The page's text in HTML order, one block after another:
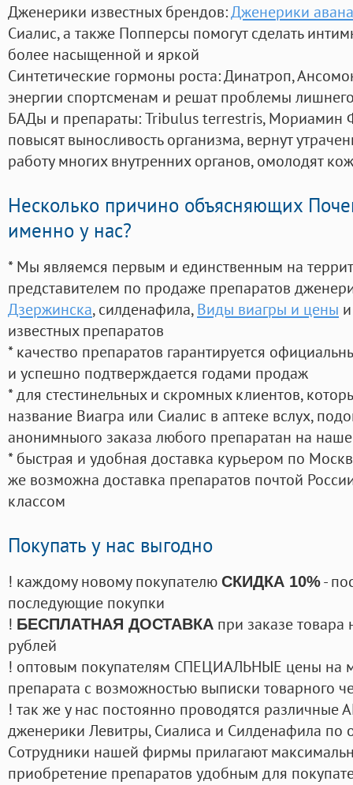
Дженерики известных брендов:Дженерики
Сиалис, а также Попперсы помогут сделать
более насыщенной и яркой
Синтетические гормоны роста: Динатроп,
энергии спортсменам и решат проблемы
БАДы и препараты:Tribulus terrestris, Мориамин
повысят выносливость организма, вернут
работу многих внутренних органов, омолодят
Несколько причино объясняющих
именно у нас?
* Мы являемся первым и единственным на
представителем по продаже препаратов
Дзержинска, силденафила, Виды виагры и цены
известных препаратов
* качество препаратов гарантируется
и успешно подтверждается годами продаж
* для стестинельных и скромных клиентов,
название Виагра или Сиалис в аптеке вслух,
анонимныого заказа любого препаратан на
* быстрая и удобная доставка курьером по
же возможна доставка препаратов почтой
классом
Покупать у нас выгодно
! каждому новому покупателю СКИДКА 10%-
последующие покупки
! БЕСПЛАТНАЯ ДОСТАВКА при заказе
рублей
! оптовым покупателям СПЕЦИАЛЬНЫЕ цены на
препарата с возможностью выписки товарного
! так же у нас постоянно проводятся
дженерики Левитры, Сиалиса и Силденафила по
Cотрудники нашей фирмы прилагают
приобретение препаратов удобным для